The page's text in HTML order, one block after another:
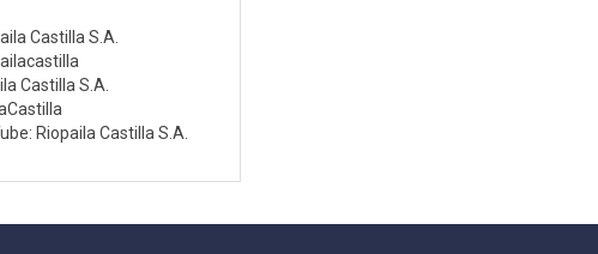
Castilla S.A.
Castilla S.A.
Riopaila Castilla S.A.